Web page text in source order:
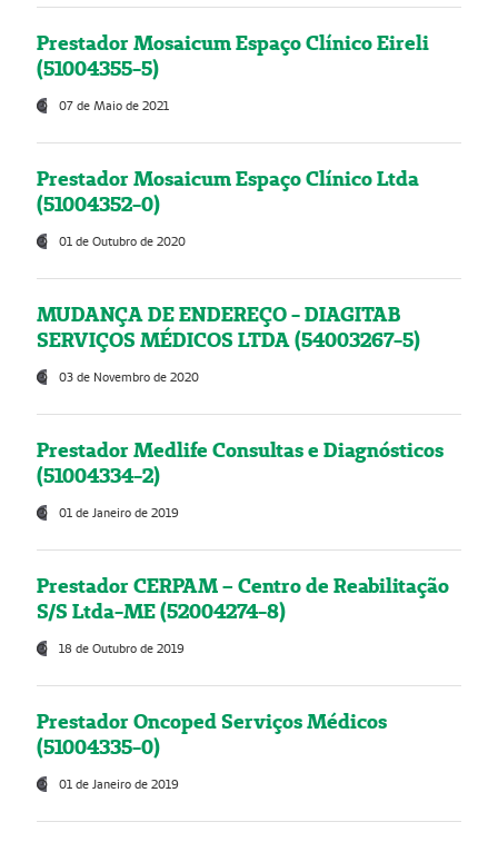
Prestador Mosaicum Espaço Clínico Eireli
(51004355-5)
07 de Maio de 2021
Prestador Mosaicum Espaço Clínico Ltda
(51004352-0)
01 de Outubro de 2020
MUDANÇA DE ENDEREÇO - DIAGITAB
SERVIÇOS MÉDICOS LTDA (54003267-5)
03 de Novembro de 2020
Prestador Medlife Consultas e Diagnósticos
(51004334-2)
01 de Janeiro de 2019
Prestador CERPAM – Centro de Reabilitação
S/S Ltda-ME (52004274-8)
18 de Outubro de 2019
Prestador Oncoped Serviços Médicos
(51004335-0)
01 de Janeiro de 2019